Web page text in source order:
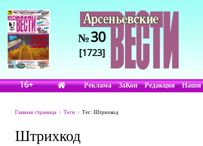
№30
[1723]
16+ Реклама ЗаКон Редакция Наши
Главная страница Теги Тег: Штрихкод
Штрихкод